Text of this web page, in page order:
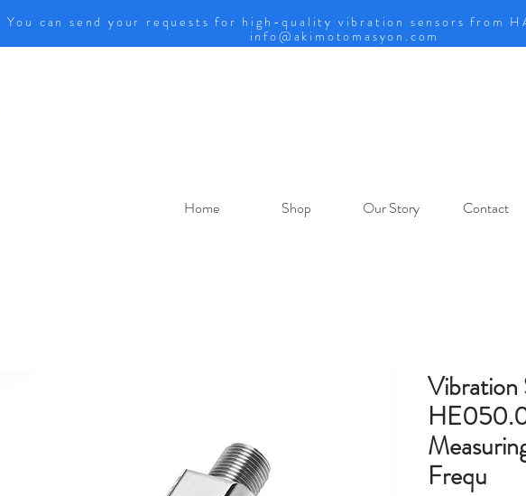
You can send your requests for high-quality vibration sensors from
info@akimotomasyon.com
Home Shop Our Story Contact
Vibration
Frequ